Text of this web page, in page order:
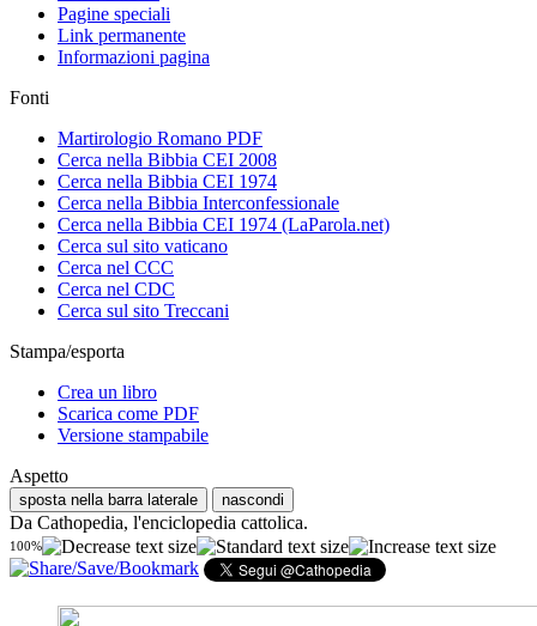
Pagine speciali
Link permanente
Informazioni pagina
Fonti
Martirologio Romano PDF
Cerca nella Bibbia CEI 2008
Cerca nella Bibbia CEI 1974
Cerca nella Bibbia Interconfessionale
Cerca nella Bibbia CEI 1974 (LaParola.net)
Cerca sul sito vaticano
Cerca nel CCC
Cerca nel CDC
Cerca sul sito Treccani
Stampa/esporta
Crea un libro
Scarica come PDF
Versione stampabile
Aspetto
sposta nella barra laterale nascondi
Da Cathopedia, l'enciclopedia cattolica.
100%